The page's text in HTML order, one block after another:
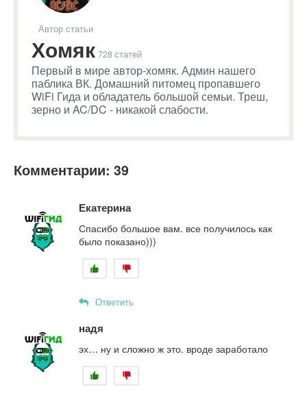
Автор статьи
Хомяк 728 статей
Первый в мире автор-хомяк. Админ нашего
паблика ВК. Домашний питомец пропавшего
WiFi Гида и обладатель большой семьи. Треш,
зерно и AC/DC - никакой слабости.
Комментарии: 39
Екатерина
Спасибо большое вам. все получилось как
было показано)))
Ответить
надя
эх… ну и сложно ж это. вроде заработало